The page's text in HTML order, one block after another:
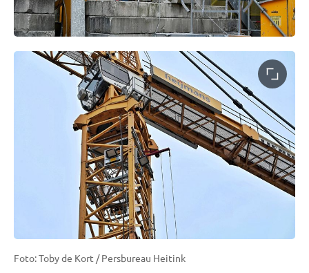
Foto: Toby de Kort / Persbureau Heitink